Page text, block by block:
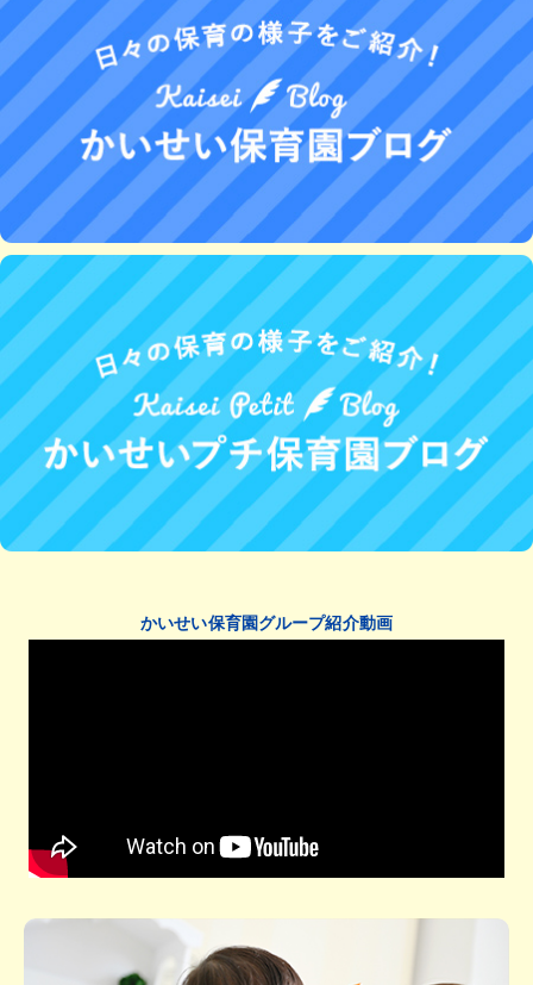
かいせい保育園グループ紹介動画